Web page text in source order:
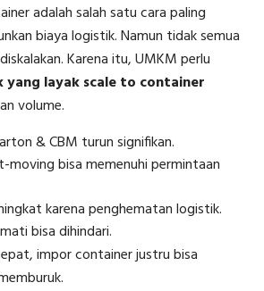
adalah salah satu cara paling
biaya logistik. Namun tidak semua
Karena itu, UMKM perlu
yang layak scale to container
volume.
& CBM turun signifikan.
moving bisa memenuhi permintaan
karena penghematan logistik.
bisa dihindari.
impor container justru bisa